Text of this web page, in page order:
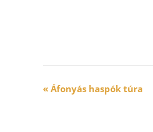
E
« Áfonyás haspók túra